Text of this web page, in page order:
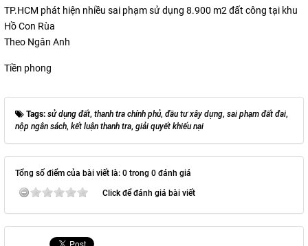
TP.HCM phát hiện nhiều sai phạm sử dụng 8.900 m2 đất công tại khu
Hồ Con Rùa
Theo Ngân Anh
Tiền phong
Tags: sử dụng đất, thanh tra chính phủ, đầu tư xây dựng, sai phạm đất đai,
nộp ngân sách, kết luận thanh tra, giải quyết khiếu nại
Tổng số điểm của bài viết là: 0 trong 0 đánh giá
Click để đánh giá bài viết